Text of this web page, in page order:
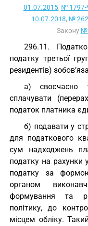
01.07.2015, № 1797-
10.07.2018, №
Закону №
296.11.
податку третьої
резидентів)
а) своєчасно
сплачувати
податок платника
б) подавати у
для податкового
сум надходжень
податку на рахунки
податку за
органом
формування та
політику, до
місцем обліку.